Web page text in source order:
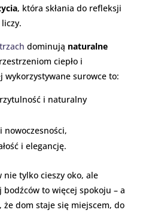
, która skłania do refleksji
dominują naturalne
ciepło i
wykorzystywane surowce to:
i naturalny
nowoczesności,
i elegancję.
nie tylko cieszy oko, ale
bodźców to więcej spokoju – a
że dom staje się miejscem, do